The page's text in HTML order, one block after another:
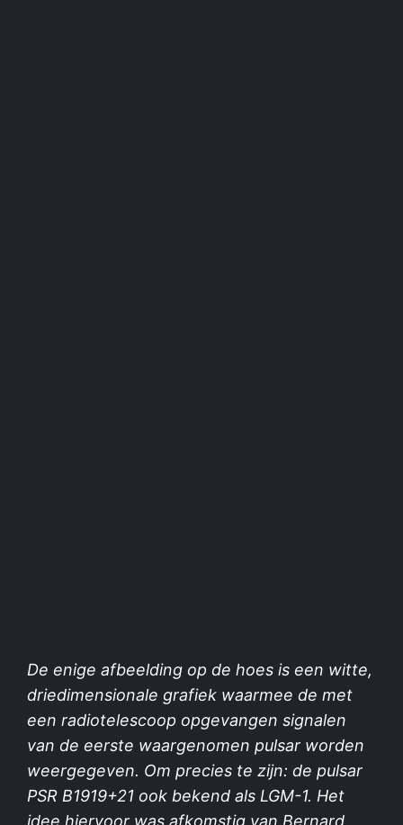
De enige afbeelding op de hoes is een witte,
driedimensionale grafiek waarmee de met
een radiotelescoop opgevangen signalen
van de eerste waargenomen pulsar worden
weergegeven. Om precies te zijn: de pulsar
PSR B1919+21 ook bekend als LGM-1. Het